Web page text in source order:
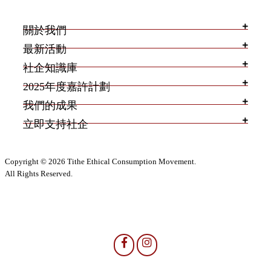
關於我們
最新活動
社企知識庫
2025年度嘉許計劃
我們的成果
立即支持社企
Copyright © 2026 Tithe Ethical Consumption Movement.
All Rights Reserved.